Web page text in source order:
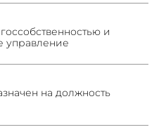
и
управление
на должность